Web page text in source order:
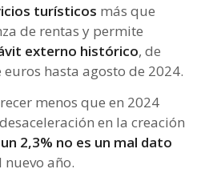
turísticos más que
de rentas y permite
externo histórico, de
hasta agosto de 2024.
menos que en 2024
en la creación
un 2,3% no es un mal dato
nuevo año.